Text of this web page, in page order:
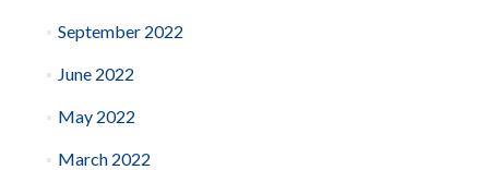
September 2022
June 2022
May 2022
March 2022